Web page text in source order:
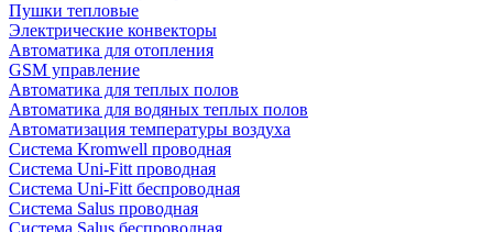
Пушки тепловые
Электрические конвекторы
Автоматика для отопления
GSM управление
Автоматика для теплых полов
Автоматика для водяных теплых полов
Автоматизация температуры воздуха
Система Kromwell проводная
Система Uni-Fitt проводная
Система Uni-Fitt беспроводная
Система Salus проводная
Система Salus беспроводная